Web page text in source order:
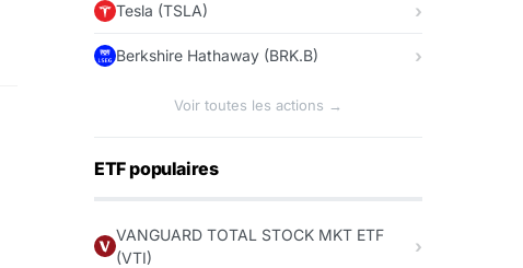
Tesla (TSLA)
Berkshire Hathaway (BRK.B)
Voir toutes les actions →
ETF populaires
VANGUARD TOTAL STOCK MKT ETF
(VTI)